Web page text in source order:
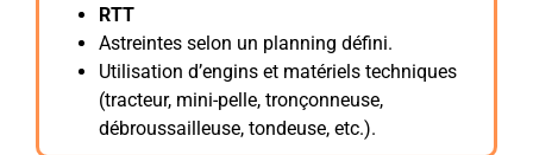
RTT
Astreintes selon un planning défini.
Utilisation d’engins et matériels techniques
(tracteur, mini-pelle, tronçonneuse,
débroussailleuse, tondeuse, etc.).